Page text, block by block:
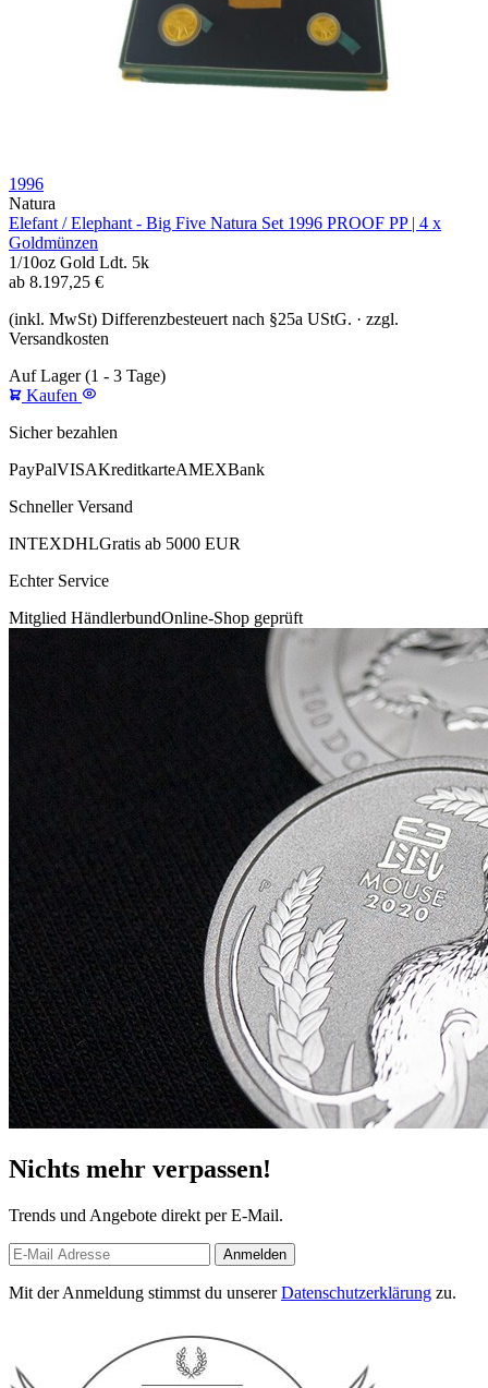
1996
Natura
Elefant / Elephant - Big Five Natura Set 1996 PROOF PP | 4 x
Goldmünzen
1/10oz Gold Ldt. 5k
ab 8.197,25 €
(inkl. MwSt) Differenzbesteuert nach §25a UStG. · zzgl.
Versandkosten
Auf Lager (1 - 3 Tage)
Kaufen
Sicher bezahlen
PayPalVISAKreditkarteAMEXBank
Schneller Versand
INTEXDHLGratis ab 5000 EUR
Echter Service
Mitglied HändlerbundOnline-Shop geprüft
Nichts mehr verpassen!
Trends und Angebote direkt per E-Mail.
Anmelden
Mit der Anmeldung stimmst du unsererDatenschutzerklärung zu.